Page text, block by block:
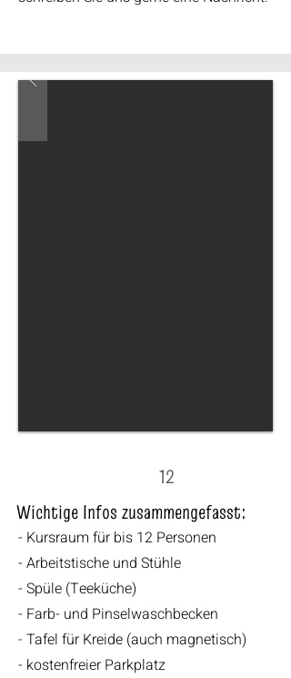
12
Wichtige Infos zusammengefasst:
- Kursraum für bis 12 Personen
- Arbeitstische und Stühle
- Spüle (Teeküche)
- Farb- und Pinselwaschbecken
- Tafel für Kreide (auch magnetisch)
- kostenfreier Parkplatz